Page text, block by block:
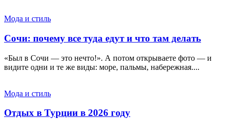
Мода и стиль
Сочи: почему все туда едут и что там делать
«Был в Сочи — это нечто!». А потом открываете фото — и
видите одни и те же виды: море, пальмы, набережная....
Мода и стиль
Отдых в Турции в 2026 году